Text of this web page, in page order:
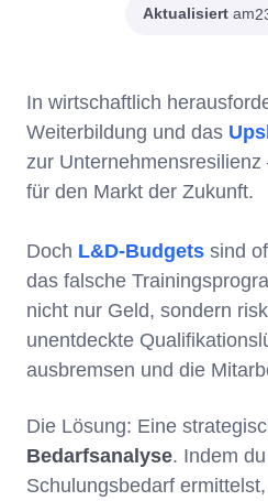
Aktualisiert am
In wirtschaftlich
Weiterbildung und das
zur
für den Markt der Zukunft.
Doch L&D-Budgets sind
das falsche
nicht nur Geld, sondern
unentdeckte
ausbremsen und die
Die Lösung: Eine
Bedarfsanalyse. Indem
Schulungsbedarf